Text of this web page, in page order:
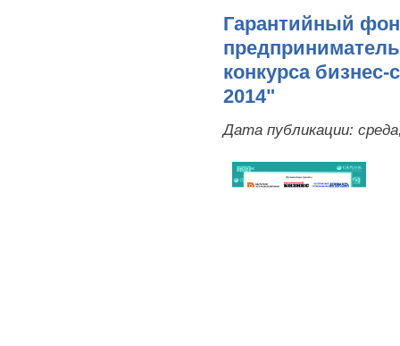
Гарантийный
конкурса бизнес-
2014"
Дата публикации: